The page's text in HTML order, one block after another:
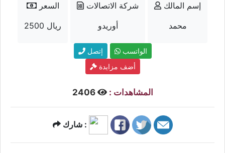
السعر
2500 ريال
شركة الاتصالات
أوريدو
إسم المالك
محمد
إتصل
الواتسب
أضف مزايدة
المشاهدات : 2406
شارك :